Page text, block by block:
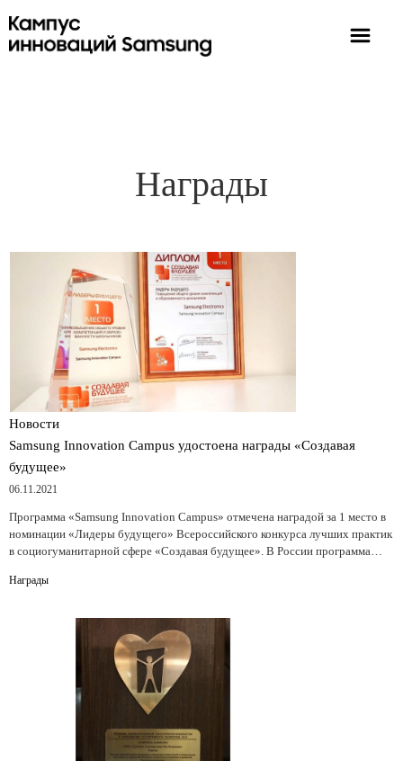
Награды
Новости
Samsung Innovation Campus удостоена награды «Создавая
будущее»
06.11.2021
Программа «Samsung Innovation Campus» отмечена наградой за 1 место в
номинации «Лидеры будущего» Всероссийского конкурса лучших практик
в социогуманитарной сфере «Создавая будущее». В России программа…
Награды